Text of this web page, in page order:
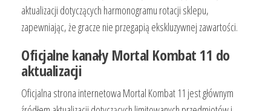
aktualizacji dotyczących harmonogramu rotacji sklepu,
zapewniając, że gracze nie przegapią ekskluzywnej zawartości.
Oficjalne kanały Mortal Kombat 11 do
aktualizacji
Oficjalna strona internetowa Mortal Kombat 11 jest głównym